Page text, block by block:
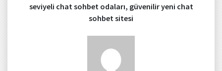
seviyeli chat sohbet odaları, güvenilir yeni chat
sohbet sitesi